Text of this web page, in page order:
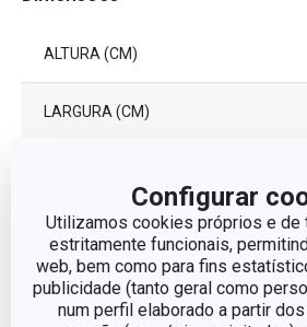
Configurar
Utilizamos cookies próprios e de
estritamente funcionais,
web, bem como para fins
publicidade (tanto geral como
num perfil elaborado a partir
ALTURA (CM)
LARGURA (CM)
Outros parâmetros
CATEGORIA